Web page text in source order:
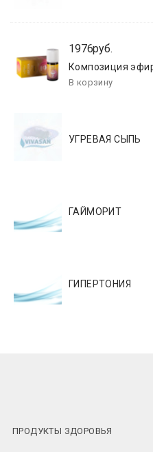
1976руб.
Композиция
УГРЕВАЯ СЫПЬ
ГАЙМОРИТ
ГИПЕРТОНИЯ
ПРОДУКТЫ ЗДОРОВЬЯ